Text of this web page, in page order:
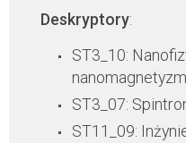
Deskryptory:
ST3_10:
ST3_07:
ST11_09: